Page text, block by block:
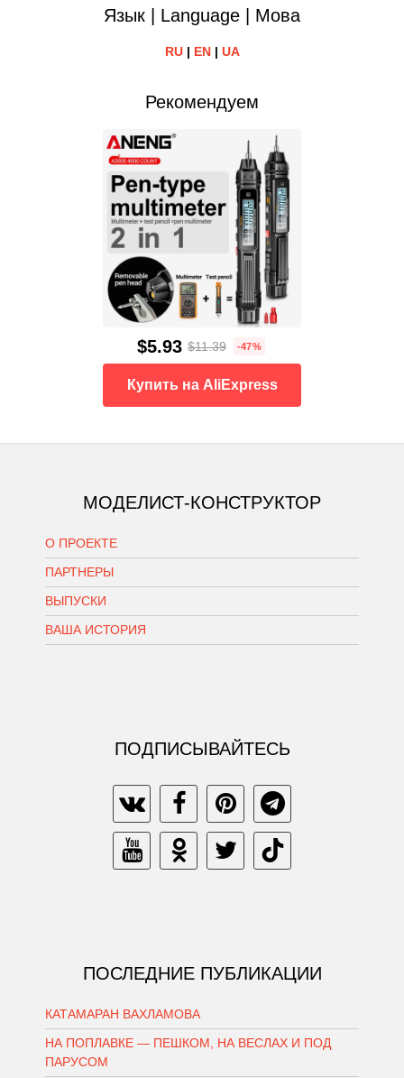
Язык | Language | Мова
RU| EN| UA
Рекомендуем
$5.93 $11.39 -47%
Купить на AliExpress
МОДЕЛИСТ-КОНСТРУКТОР
О ПРОЕКТЕ
ПАРТНЕРЫ
ВЫПУСКИ
ВАША ИСТОРИЯ
ПОДПИСЫВАЙТЕСЬ
ПОСЛЕДНИЕ ПУБЛИКАЦИИ
КАТАМАРАН ВАХЛАМОВА
НА ПОПЛАВКЕ — ПЕШКОМ, НА ВЕСЛАХ И ПОД
ПАРУСОМ